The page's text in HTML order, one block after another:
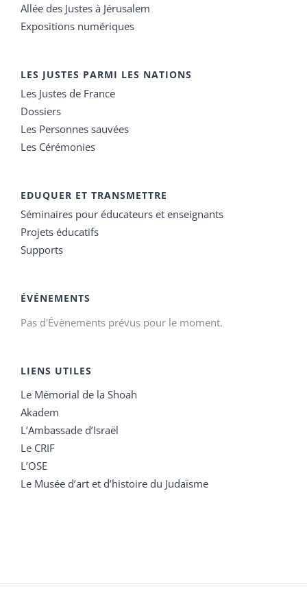
Allée des Justes à Jérusalem
Expositions numériques
LES JUSTES PARMI LES NATIONS
Les Justes de France
Dossiers
Les Personnes sauvées
Les Cérémonies
EDUQUER ET TRANSMETTRE
Séminaires pour éducateurs et enseignants
Projets éducatifs
Supports
ÉVÉNEMENTS
Pas d'Évènements prévus pour le moment.
LIENS UTILES
Le Mémorial de la Shoah
Akadem
L’Ambassade d’Israël
Le CRIF
L’OSE
Le Musée d’art et d’histoire du Judaïsme